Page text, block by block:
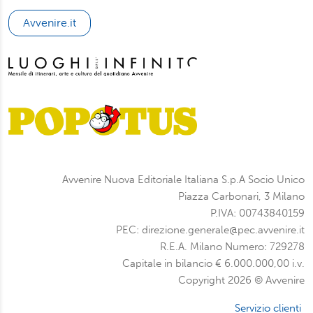
Avvenire.it
Avvenire Nuova Editoriale Italiana S.p.A Socio Unico
Piazza Carbonari, 3 Milano
P.IVA: 00743840159
PEC: direzione.generale@pec.avvenire.it
R.E.A. Milano Numero: 729278
Capitale in bilancio € 6.000.000,00 i.v.
Copyright 2026 © Avvenire
Servizio clienti